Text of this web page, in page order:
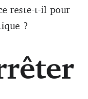
reste-t-il pour
?